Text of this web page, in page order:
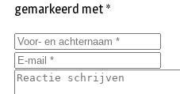
gemarkeerd met *